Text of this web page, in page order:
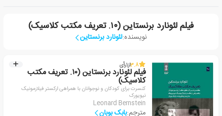
فیلم لئونارد برنستاین (۱۰. تعریف مکتب کلاسیک)
نویسنده:لئونارد برنستاین
3.8از1رأی
فیلم لئونارد برنستاین (۱۰. تعریف مکتب
کلاسیک)
کنسرت برای کودکان و نوجوانان با همراهی ارکستر فیلارمونیک
نیویورک
Leonard Bernstein
مترجم:بابک بوبان